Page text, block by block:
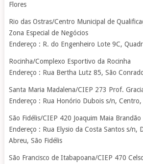
Flores
Rio das Ostras/Centro Municipal de
Zona Especial de Negócios
Endereço : R. do Engenheiro Lote 9C,
Rocinha/Complexo Esportivo da Rocinha
Endereço : Rua Bertha Lutz 85, São
Santa Maria Madalena/CIEP 273 Prof.
Endereço : Rua Honório Dubois s/n,
São Fidélis/CIEP 420 Joaquim Maia Brandão
Endereço : Rua Elysio da Costa Santos s/n,
Abreu, São Fidélis
São Francisco de Itabapoana/CIEP 470